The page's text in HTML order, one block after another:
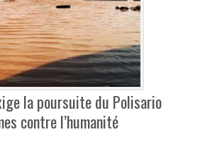
la poursuite du Polisario
contre l’humanité